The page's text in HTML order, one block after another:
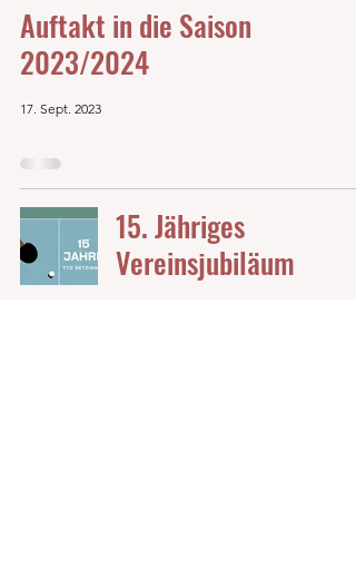
Auftakt in die Saison
2023/2024
17. Sept. 2023
15. Jähriges
Vereinsjubiläum